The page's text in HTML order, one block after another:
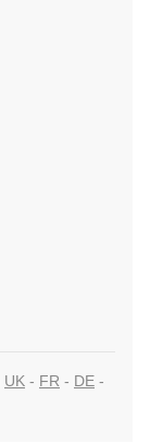
UK - FR - DE -